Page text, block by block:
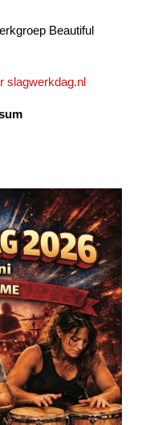
Beautiful
slagwerkdag.nl